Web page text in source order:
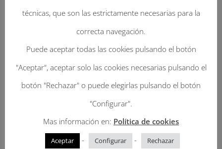
Gondolero. Lana
180g con cinta,
Harlem. Lana
120g
técnicas, que son las estrictamente necesarias para la
correcta navegación.
Puede aceptar todas las cookies pulsando el botón
"Aceptar", aceptar solo las cookies necesarias pulsando el
botón "Rechazar" o puede elegirlas pulsando el botón
"Configurar".
Mas información en: Política de cookies
Aceptar - Configurar - Rechazar